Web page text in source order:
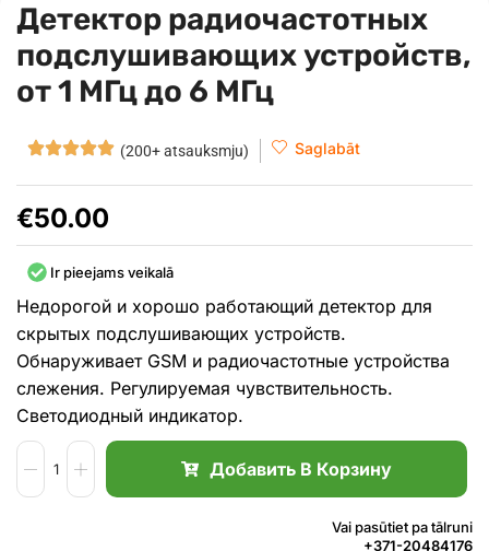
Детектор радиочастотных
подслушивающих устройств,
от 1 МГц до 6 МГц
(200+ atsauksmju) Saglabāt
€50.00
Ir pieejams veikalā
Недорогой и хорошо работающий детектор для
скрытых подслушивающих устройств.
Обнаруживает GSM и радиочастотные устройства
слежения. Регулируемая чувствительность.
Светодиодный индикатор.
Добавить В Корзину
Vai pasūtiet pa tālruni
+371-20484176